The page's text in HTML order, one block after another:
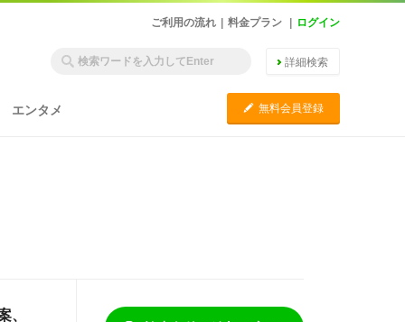
ご利用の流れ 料金プラン ログイン
詳細検索
エンタメ C 無料会員登録
、